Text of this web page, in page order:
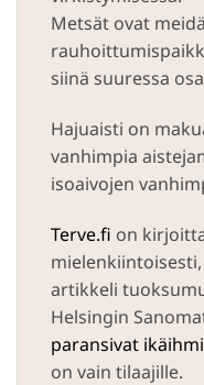
Metsät ovat
siinä suuressa
Hajuaisti on
vanhimpia
isoaivojen
Terve.fi on
artikkeli
Helsingin
paransivat
on vain tilaajille.